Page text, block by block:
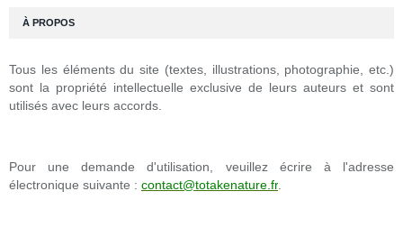
À PROPOS
Tous les éléments du site (textes, illustrations, photographie, etc.)
sont la propriété intellectuelle exclusive de leurs auteurs et sont
utilisés avec leurs accords.
Pour une demande d'utilisation, veuillez écrire à l'adresse
électronique suivante : contact@totakenature.fr